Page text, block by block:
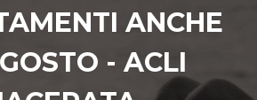
ANCHE
- ACLI